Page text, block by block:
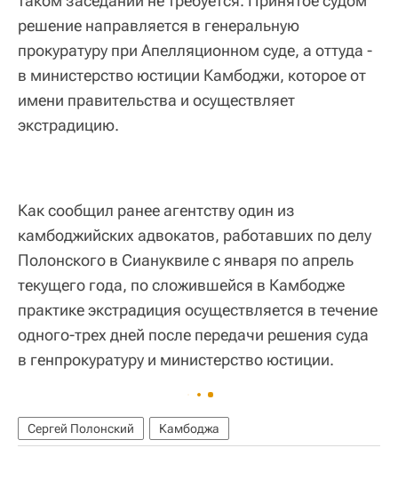
решение направляется в генеральную
прокуратуру при Апелляционном суде, а оттуда -
в министерство юстиции Камбоджи, которое от
имени правительства и осуществляет
экстрадицию.
Как сообщил ранее агентству один из
камбоджийских адвокатов, работавших по делу
Полонского в Сиануквиле с января по апрель
текущего года, по сложившейся в Камбодже
практике экстрадиция осуществляется в течение
одного-трех дней после передачи решения суда
в генпрокуратуру и министерство юстиции.
Сергей Полонский Камбоджа